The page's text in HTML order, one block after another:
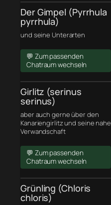
Der Gimpel (Pyrrhula
pyrrhula)
und seine Unterarten
💬 Zum passenden
Chatraum wechseln
Girlitz (serinus
serinus)
aber auch gerne über den
Kanariengirlitz und seine nahe
Verwandschaft
💬 Zum passenden
Chatraum wechseln
Grünling (Chloris
chloris)